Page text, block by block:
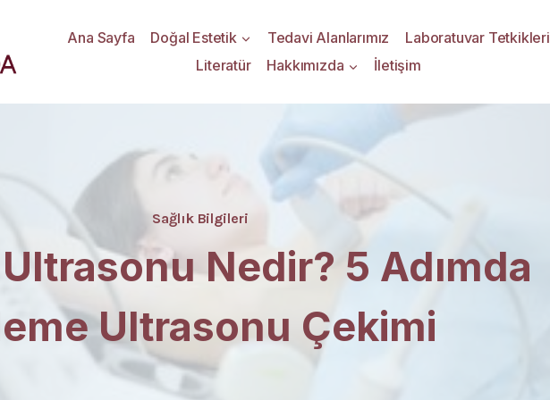
Ana Sayfa Doğal Estetik Tedavi Alanlarımız
Laboratuvar Tetkikleri
Literatür
Hakkımızda İletişim
Sağlık Bilgileri
Nedir? 5 Adımda
Ultrasonu Çekimi